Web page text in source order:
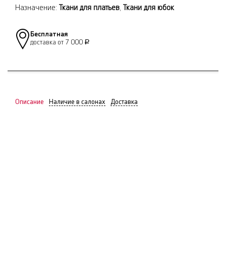
Назначение: Ткани для платьев Ткани для юбок
Бесплатная
доставка от 7 000 Р
Описание Наличие в салонах Доставка